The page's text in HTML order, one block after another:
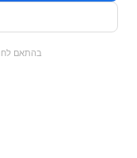
מבצעים
בהתאם